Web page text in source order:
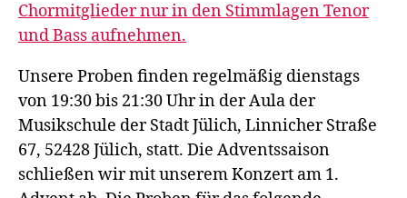
Chormitglieder nur in den Stimmlagen Tenor
und Bass aufnehmen.
Unsere Proben finden regelmäßig dienstags
von 19:30 bis 21:30 Uhr in der Aula der
Musikschule der Stadt Jülich, Linnicher Straße
67, 52428 Jülich, statt. Die Adventssaison
schließen wir mit unserem Konzert am 1.